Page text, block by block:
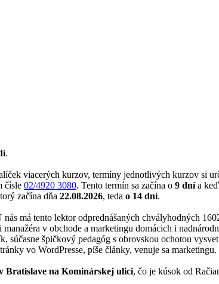
.
viacerých kurzov, termíny jednotlivých kurzov si
čísle 02/4920 3080. Tento termín sa začína o 9 dnía keď
začína dňa 22.08.2026, teda o 14 dní.
nás má tento lektor odprednášaných chvályhodných
v obchode a marketingu domácich i
súčasne špičkový pedagóg s obrovskou ochotou
vo WordPresse, píše články, venuje sa
Bratislave na Kominárskej ulici, čo je kúsok od